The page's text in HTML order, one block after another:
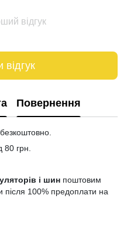
відгук
відгук
Повернення
грн.
і шин поштовим
після 100% предоплати на